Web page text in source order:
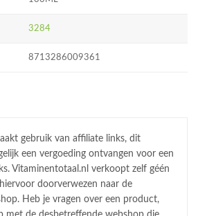
3284
8713286009361
gebruik van affiliate links, dit
een vergoeding ontvangen voor een
Vitaminentotaal.nl verkoopt zelf géén
doorverwezen naar de
Heb je vragen over een product,